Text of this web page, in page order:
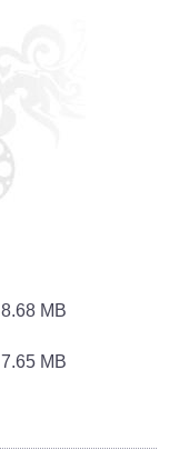
8.68 MB
7.65 MB